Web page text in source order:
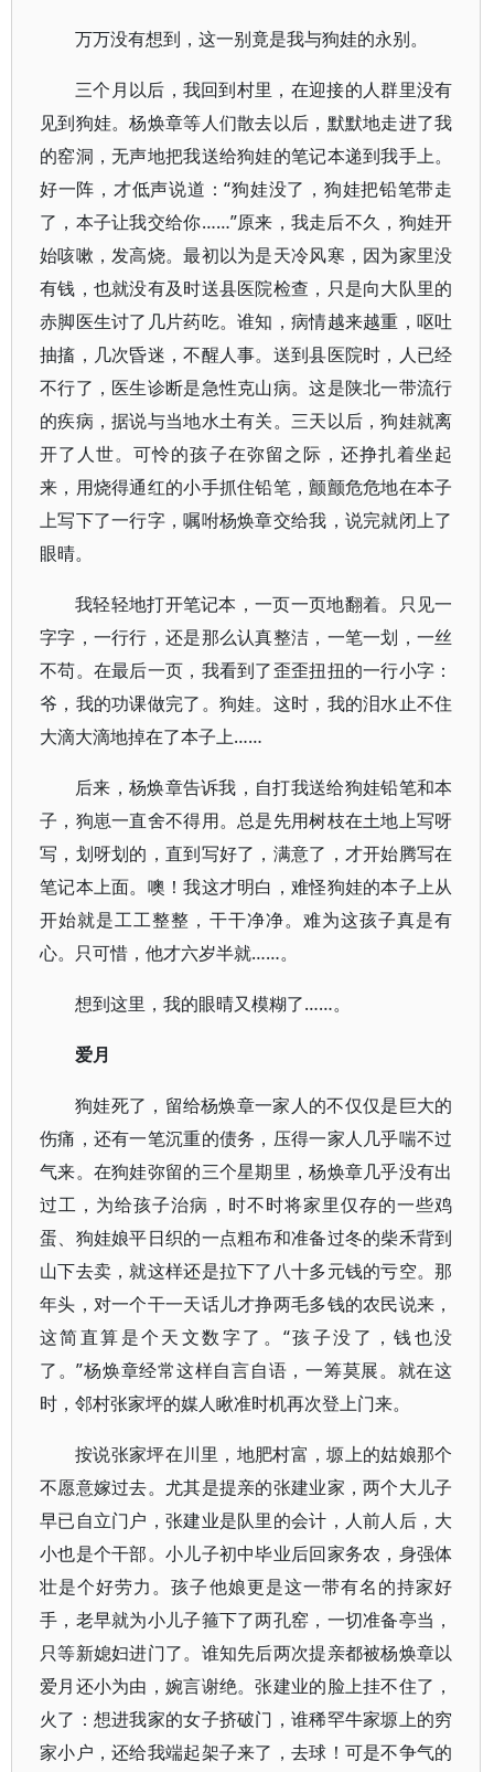
万万没有想到，这一别竟是我与狗娃的永别。
三个月以后，我回到村里，在迎接的人群里没有
见到狗娃。杨焕章等人们散去以后，默默地走进了我
的窑洞，无声地把我送给狗娃的笔记本递到我手上。
好一阵，才低声说道：“狗娃没了，狗娃把铅笔带走
了，本子让我交给你……”原来，我走后不久，狗娃开
始咳嗽，发高烧。最初以为是天冷风寒，因为家里没
有钱，也就没有及时送县医院检查，只是向大队里的
赤脚医生讨了几片药吃。谁知，病情越来越重，呕吐
抽搐，几次昏迷，不醒人事。送到县医院时，人已经
不行了，医生诊断是急性克山病。这是陕北一带流行
的疾病，据说与当地水土有关。三天以后，狗娃就离
开了人世。可怜的孩子在弥留之际，还挣扎着坐起
来，用烧得通红的小手抓住铅笔，颤颤危危地在本子
上写下了一行字，嘱咐杨焕章交给我，说完就闭上了
眼晴。
我轻轻地打开笔记本，一页一页地翻着。只见一
字字，一行行，还是那么认真整洁，一笔一划，一丝
不苟。在最后一页，我看到了歪歪扭扭的一行小字：
爷，我的功课做完了。狗娃。这时，我的泪水止不住
大滴大滴地掉在了本子上……
后来，杨焕章告诉我，自打我送给狗娃铅笔和本
子，狗崽一直舍不得用。总是先用树枝在土地上写呀
写，划呀划的，直到写好了，满意了，才开始腾写在
笔记本上面。噢！我这才明白，难怪狗娃的本子上从
开始就是工工整整，干干净净。难为这孩子真是有
心。只可惜，他才六岁半就……。
想到这里，我的眼晴又模糊了……。
爱月
狗娃死了，留给杨焕章一家人的不仅仅是巨大的
伤痛，还有一笔沉重的债务，压得一家人几乎喘不过
气来。在狗娃弥留的三个星期里，杨焕章几乎没有出
过工，为给孩子治病，时不时将家里仅存的一些鸡
蛋、狗娃娘平日织的一点粗布和准备过冬的柴禾背到
山下去卖，就这样还是拉下了八十多元钱的亏空。那
年头，对一个干一天话儿才挣两毛多钱的农民说来，
这简直算是个天文数字了。“孩子没了，钱也没
了。”杨焕章经常这样自言自语，一筹莫展。就在这
时，邻村张家坪的媒人瞅准时机再次登上门来。
按说张家坪在川里，地肥村富，塬上的姑娘那个
不愿意嫁过去。尤其是提亲的张建业家，两个大儿子
早已自立门户，张建业是队里的会计，人前人后，大
小也是个干部。小儿子初中毕业后回家务农，身强体
壮是个好劳力。孩子他娘更是这一带有名的持家好
手，老早就为小儿子箍下了两孔窑，一切准备亭当，
只等新媳妇进门了。谁知先后两次提亲都被杨焕章以
爱月还小为由，婉言谢绝。张建业的脸上挂不住了，
火了：想进我家的女子挤破门，谁稀罕牛家塬上的穷
家小户，还给我端起架子来了，去球！可是不争气的